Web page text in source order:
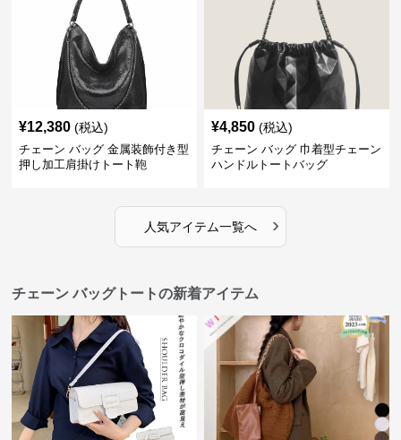
¥12,380 (税込)
チェーン バッグ 金属装飾付き型
押し加工肩掛けトート鞄
¥4,850 (税込)
チェーン バッグ 巾着型チェーン
ハンドルトートバッグ
人気アイテム一覧へ ›
チェーン バッグトートの新着アイテム